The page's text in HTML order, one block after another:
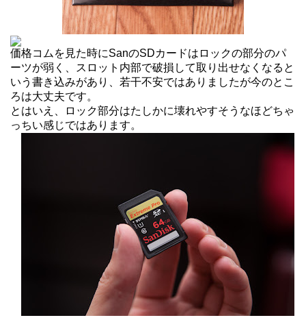
価格コムを見た時にSanのSDカードはロックの部分のパ
ーツが弱く、スロット内部で破損して取り出せなくなると
いう書き込みがあり、若干不安ではありましたが今のとこ
ろは大丈夫です。
とはいえ、ロック部分はたしかに壊れやすそうなほどちゃ
っちい感じではあります。